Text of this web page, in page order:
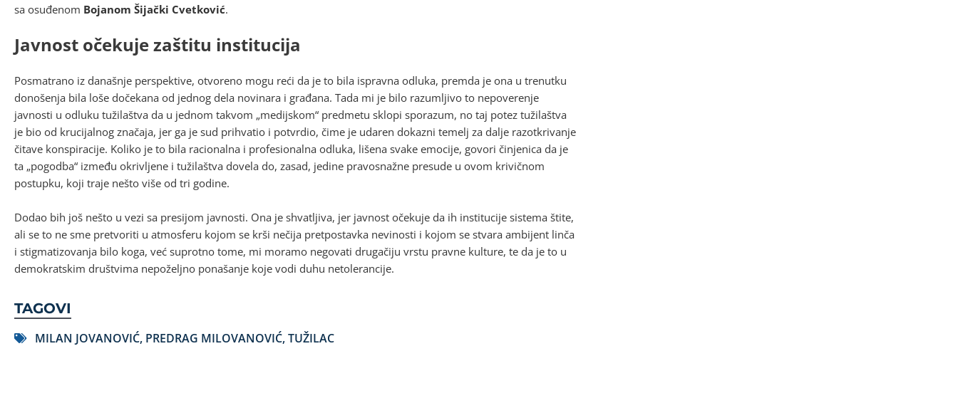
sa osuđenom Bojanom Šijački Cvetković.
Javnost očekuje zaštitu institucija
Posmatrano iz današnje perspektive, otvoreno mogu reći da je to bila ispravna odluka, premda je ona u trenutku
donošenja bila loše dočekana od jednog dela novinara i građana. Tada mi je bilo razumljivo to nepoverenje
javnosti u odluku tužilaštva da u jednom takvom „medijskom“ predmetu sklopi sporazum, no taj potez tužilaštva
je bio od krucijalnog značaja, jer ga je sud prihvatio i potvrdio, čime je udaren dokazni temelj za dalje razotkrivanje
čitave konspiracije. Koliko je to bila racionalna i profesionalna odluka, lišena svake emocije, govori činjenica da je
ta „pogodba“ između okrivljene i tužilaštva dovela do, zasad, jedine pravosnažne presude u ovom krivičnom
postupku, koji traje nešto više od tri godine.
Dodao bih još nešto u vezi sa presijom javnosti. Ona je shvatljiva, jer javnost očekuje da ih institucije sistema štite,
ali se to ne sme pretvoriti u atmosferu kojom se krši nečija pretpostavka nevinosti i kojom se stvara ambijent linča
i stigmatizovanja bilo koga, već suprotno tome, mi moramo negovati drugačiju vrstu pravne kulture, te da je to u
demokratskim društvima nepoželjno ponašanje koje vodi duhu netolerancije.
TAGOVI
MILAN JOVANOVIĆ, PREDRAG MILOVANOVIĆ,TUŽILAC